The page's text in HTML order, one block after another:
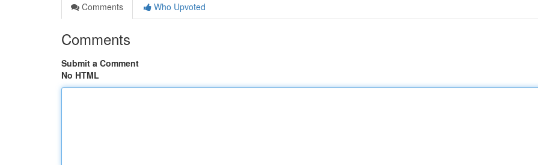
Comments
Who Upvoted
Comments
Submit a Comment
No HTML